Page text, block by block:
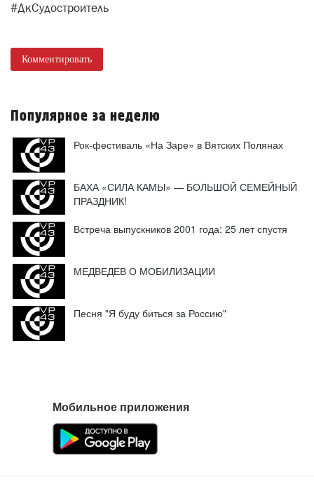
#ДкСудостроитель
Комментировать
Популярное за неделю
Рок-фестиваль «На Заре» в Вятских Полянах
БАХА «СИЛА КАМЫ» — БОЛЬШОЙ СЕМЕЙНЫЙ
ПРАЗДНИК!
Встреча выпускников 2001 года: 25 лет спустя
МЕДВЕДЕВ О МОБИЛИЗАЦИИ
Песня "Я буду биться за Россию"
Мобильное приложения